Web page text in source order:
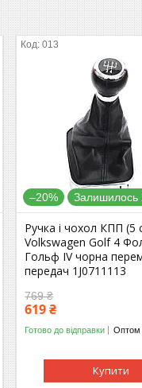
013
–20% Залишилось
Ручка і чохол КПП (5
Volkswagen Golf 4
Гольф IV чорна
передач 1J0711113
769 ₴
619 ₴
Готово до відправки Оптом
Купити